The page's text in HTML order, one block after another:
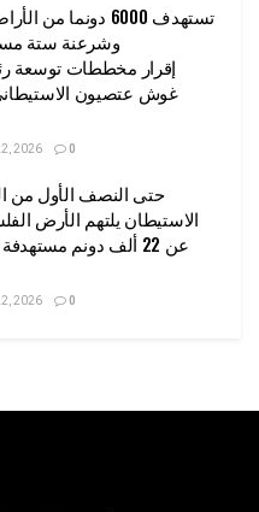
تستهدف 6000 دونما
وشرعنة ستة
إقرار مخططات توسعة
غوش عتصيون
2026 0
الاستيطان يلتهم الأرض
2026 0